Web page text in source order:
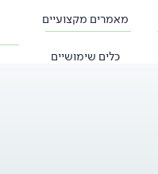
מאמרים מקצועיים
כלים שימושיים